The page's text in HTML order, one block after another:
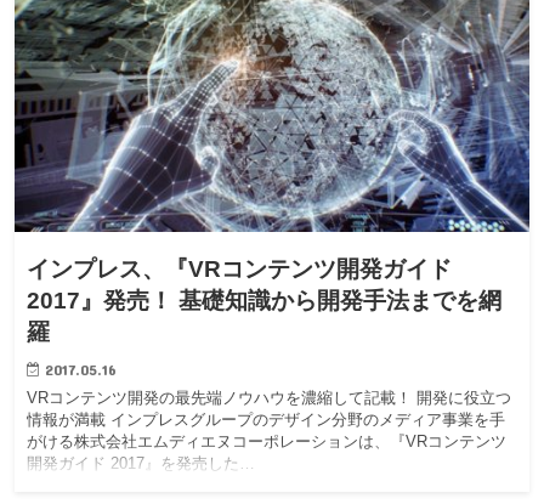
インプレス、『VRコンテンツ開発ガイド
2017』発売！ 基礎知識から開発手法までを網
羅
2017.05.16
VRコンテンツ開発の最先端ノウハウを濃縮して記載！ 開発に役立つ
情報が満載 インプレスグループのデザイン分野のメディア事業を手
がける株式会社エムディエヌコーポレーションは、『VRコンテンツ
開発ガイド 2017』を発売した…